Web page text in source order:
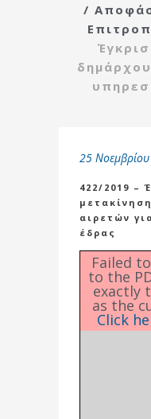
/
25
422/2019 –
αιρετών
έδρας
Failed
to the
exactly
as the
Click